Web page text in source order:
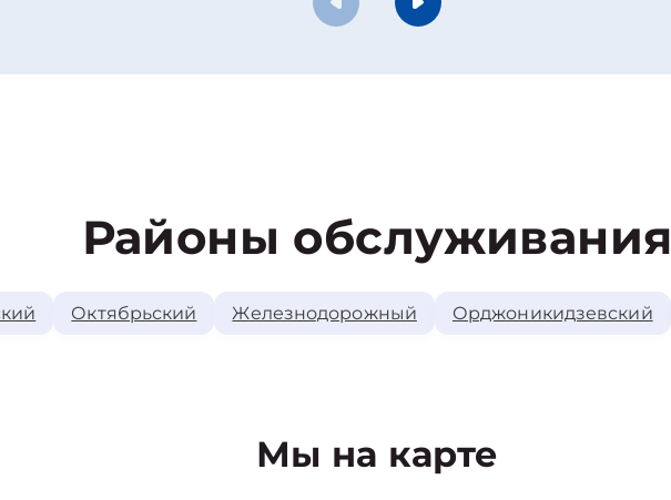
Районы обслуживания
Октябрьский Железнодорожный Орджоникидзевский
Мы на карте